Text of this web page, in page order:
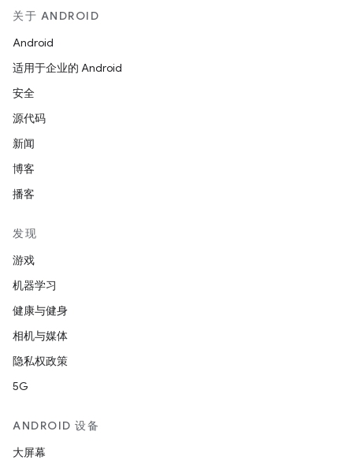
关于 ANDROID
Android
适用于企业的 Android
安全
源代码
新闻
博客
播客
发现
游戏
机器学习
健康与健身
相机与媒体
隐私权政策
5G
ANDROID 设备
大屏幕